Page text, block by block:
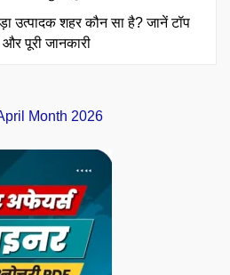
उत्पादक शहर कौन सा है? जानें टॉप
पूरी जानकारी